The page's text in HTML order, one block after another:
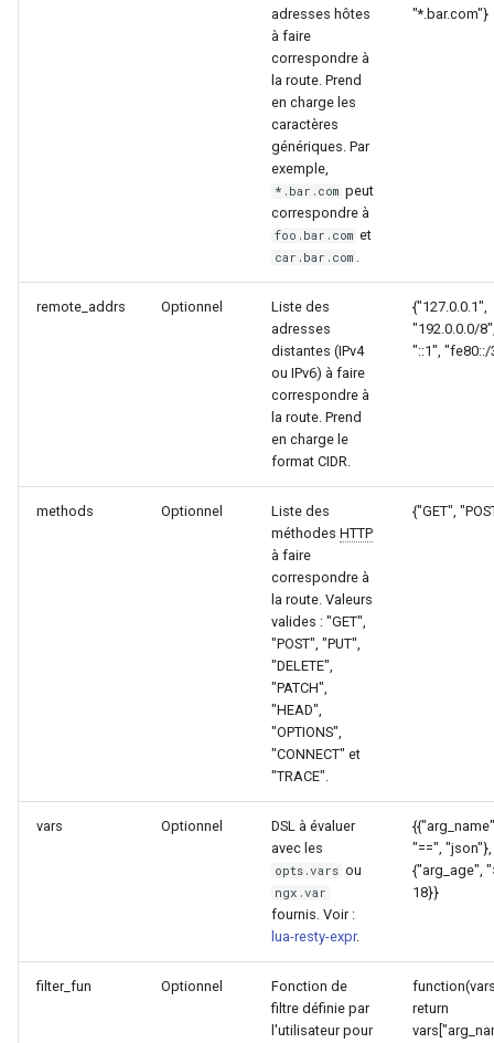
link
memc
ndk
adresses hôtes
à faire
correspondre à
la route. Prend
en charge les
caractères
génériques. Par
exemple,
*.bar.com peut
correspondre à
foo.bar.com et
car.bar.com .
"*.bar.com"}
remote_addrs Optionnel
Liste des
adresses
distantes (IPv4
ou IPv6) à faire
correspondre à
la route. Prend
en charge le
format CIDR.
{"127.0.0.1",
"192.0.0.0/
"::1",
methods Optionnel
Liste des
méthodes HTTP
à faire
correspondre à
la route. Valeurs
valides : "GET",
"POST", "PUT",
"DELETE",
"PATCH",
"HEAD",
"OPTIONS",
"CONNECT" et
"TRACE".
{"GET",
vars Optionnel
DSL à évaluer
avec les
opts.vars ou
ngx.var
fournis. Voir :
lua-resty-expr.
"==", "json"},
{"arg_age",
18}}
filter_fun Optionnel
Fonction de
filtre définie par
l'utilisateur pour
return